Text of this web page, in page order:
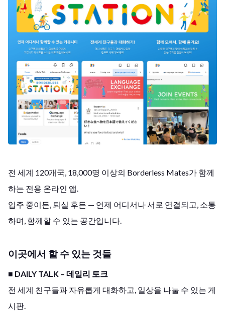
전 세계 120개국, 18,000명 이상의 Borderless Mates가 함께
하는 전용 온라인 앱.
입주 중이든, 퇴실 후든 — 언제 어디서나 서로 연결되고, 소통
하며, 함께할 수 있는 공간입니다.
이곳에서 할 수 있는 것들
■ DAILY TALK – 데일리 토크
전 세계 친구들과 자유롭게 대화하고, 일상을 나눌 수 있는 게
시판.